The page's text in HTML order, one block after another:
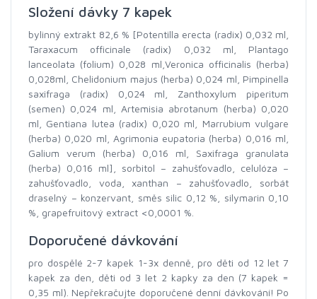
Složení dávky 7 kapek
bylinný extrakt 82,6 % [Potentilla erecta (radix) 0,032 ml,
Taraxacum officinale (radix) 0,032 ml, Plantago
lanceolata (folium) 0,028 ml,Veronica officinalis (herba)
0,028ml, Chelidonium majus (herba) 0,024 ml, Pimpinella
saxifraga (radix) 0,024 ml, Zanthoxylum piperitum
(semen) 0,024 ml, Artemisia abrotanum (herba) 0,020
ml, Gentiana lutea (radix) 0,020 ml, Marrubium vulgare
(herba) 0,020 ml, Agrimonia eupatoria (herba) 0,016 ml,
Galium verum (herba) 0,016 ml, Saxifraga granulata
(herba) 0,016 ml], sorbitol – zahušťovadlo, celulóza –
zahušťovadlo, voda, xanthan – zahušťovadlo, sorbát
draselný – konzervant, směs silic 0,12 %, silymarin 0,10
%, grapefruitový extract <0,0001 %.
Doporučené dávkování
pro dospělé 2-7 kapek 1-3x denně, pro děti od 12 let 7
kapek za den, děti od 3 let 2 kapky za den (7 kapek =
0,35 ml). Nepřekračujte doporučené denní dávkování! Po